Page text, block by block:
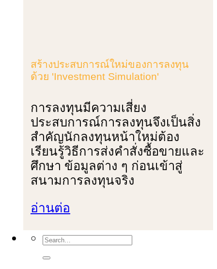
สร้างประสบการณ์ใหม่ของการลงทุน
ด้วย 'Investment Simulation'
การลงทุนมีความเสี่ยง
ประสบการณ์การลงทุนจึงเป็นสิ่ง
สําคัญนักลงทุนหน้าใหม่ต้อง
เรียนรู้วิธีการส่งคําสั่งซื้อขายและ
ศึกษา ข้อมูลต่าง ๆ ก่อนเข้าสู่
สนามการลงทุนจริง
อ่านต่อ